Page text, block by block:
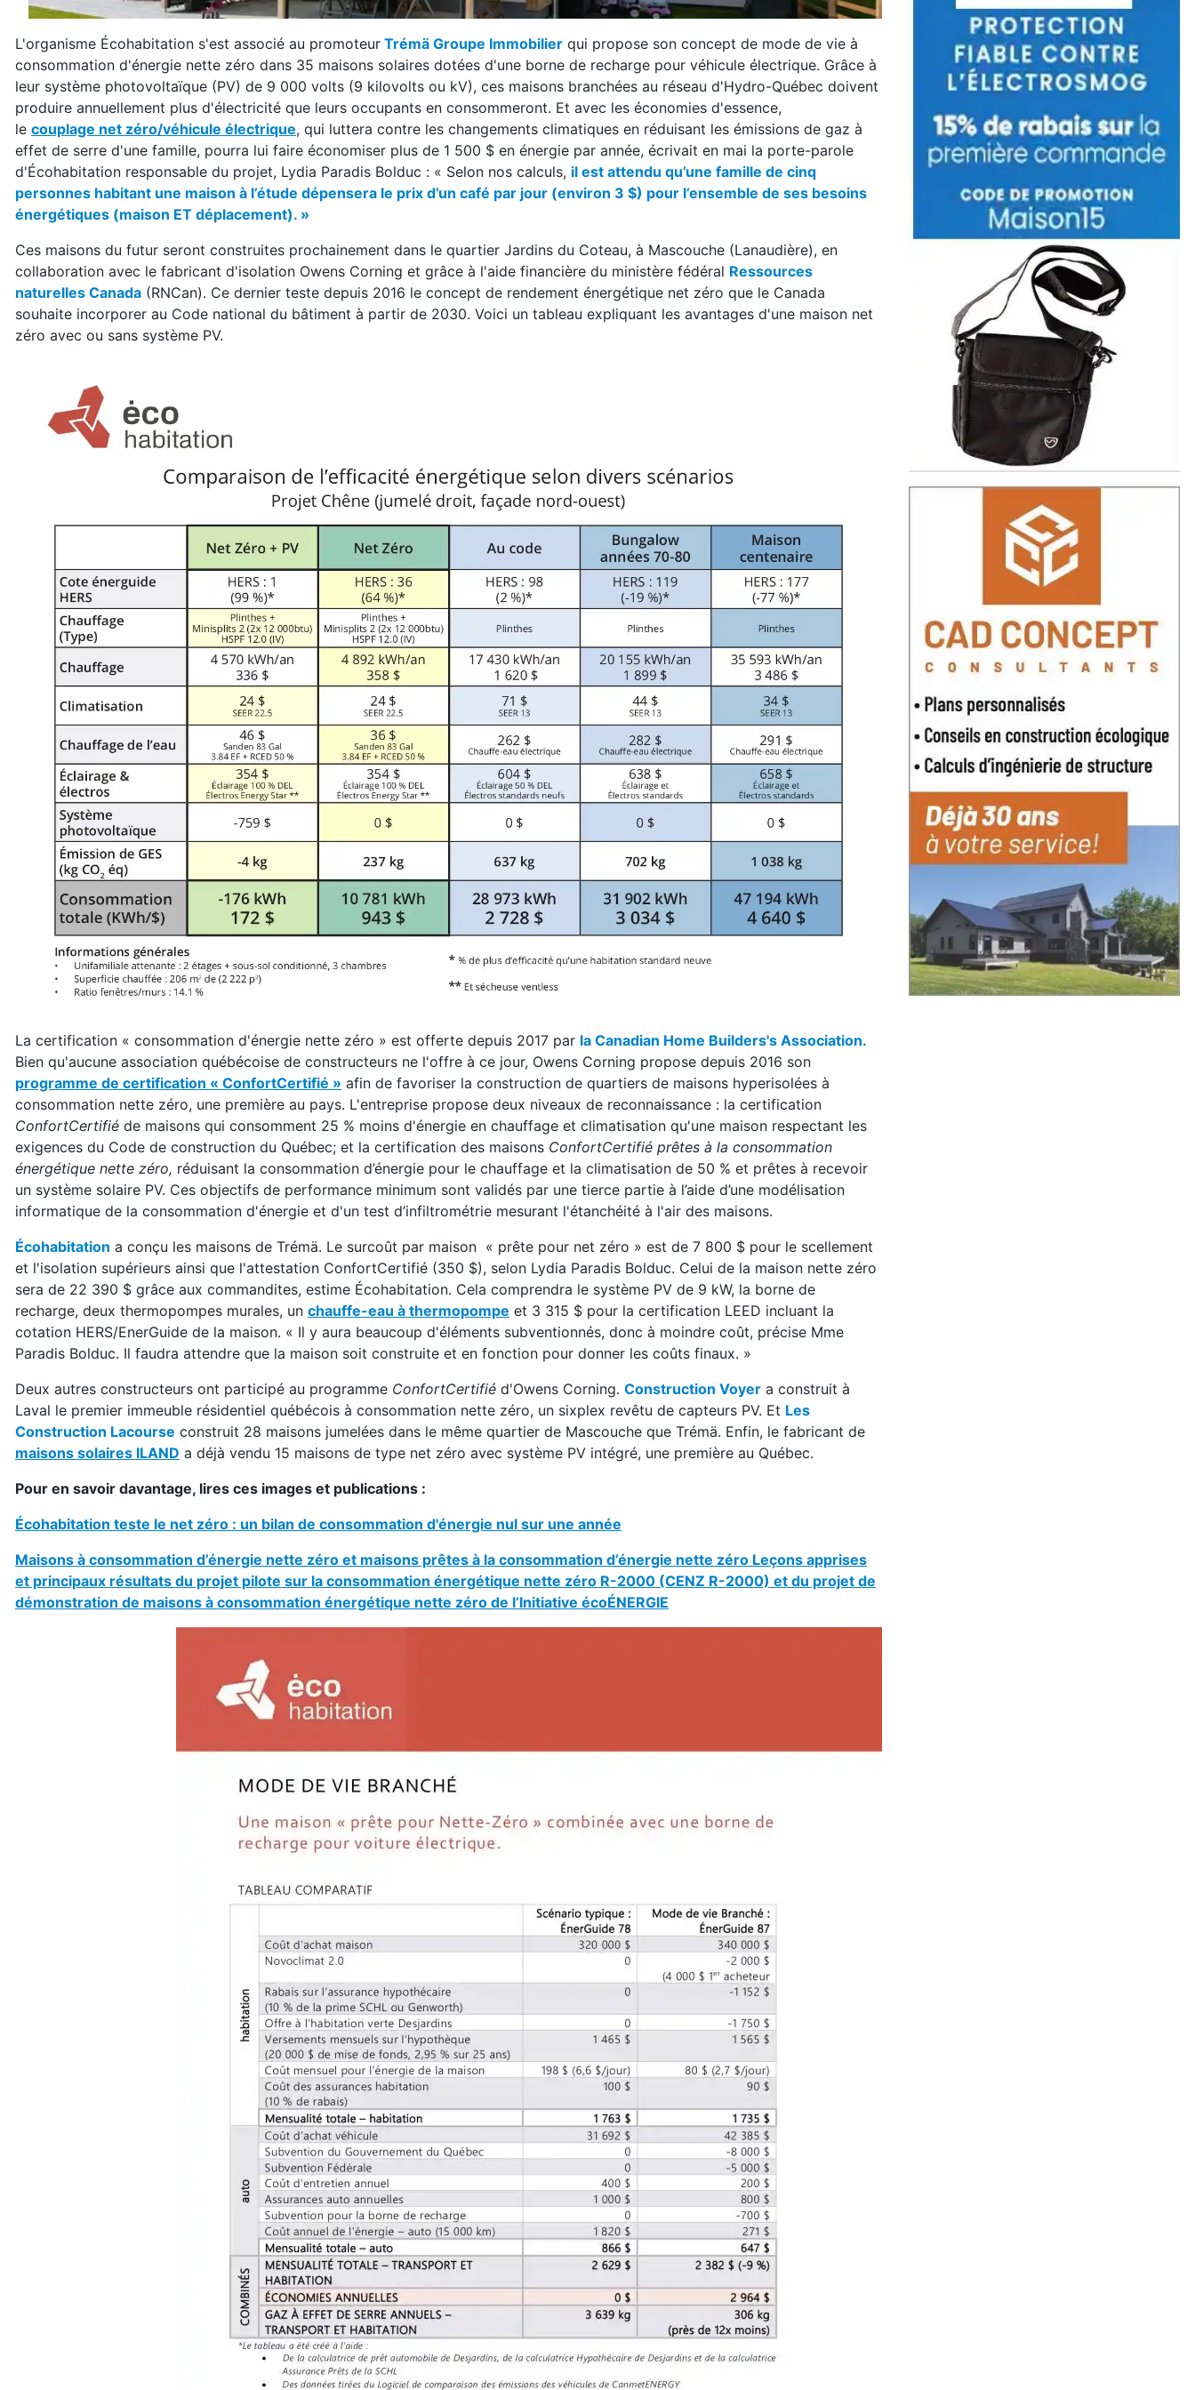
L'organisme Écohabitation s'est associé au promoteur Trémä Groupe Immobilier qui propose son concept de mode de vie à
consommation d'énergie nette zéro dans 35 maisons solaires dotées d'une borne de recharge pour véhicule électrique. Grâce à
leur système photovoltaïque (PV) de 9 000 volts (9 kilovolts ou kV), ces maisons branchées au réseau d'Hydro-Québec doivent
produire annuellement plus d'électricité que leurs occupants en consommeront. Et avec les économies d'essence,
le couplage net zéro/véhicule électrique, qui luttera contre les changements climatiques en réduisant les émissions de gaz à
effet de serre d'une famille, pourra lui faire économiser plus de 1 500 $ en énergie par année, écrivait en mai la porte-parole
d'Écohabitation responsable du projet, Lydia Paradis Bolduc : « Selon nos calculs, il est attendu qu’une famille de cinq
personnes habitant une maison à l’étude dépensera le prix d’un café par jour (environ 3 $) pour l’ensemble de ses besoins
énergétiques (maison ET déplacement). »
Ces maisons du futur seront construites prochainement dans le quartier Jardins du Coteau, à Mascouche (Lanaudière), en
collaboration avec le fabricant d'isolation Owens Corning et grâce à l'aide financière du ministère fédéral Ressources
naturelles Canada (RNCan). Ce dernier teste depuis 2016 le concept de rendement énergétique net zéro que le Canada
souhaite incorporer au Code national du bâtiment à partir de 2030. Voici un tableau expliquant les avantages d'une maison net
zéro avec ou sans système PV.
La certification « consommation d'énergie nette zéro » est offerte depuis 2017 par la Canadian Home Builders's Association.
Bien qu'aucune association québécoise de constructeurs ne l'offre à ce jour, Owens Corning propose depuis 2016 son
programme de certification « ConfortCertifié » afin de favoriser la construction de quartiers de maisons hyperisolées à
consommation nette zéro, une première au pays. L'entreprise propose deux niveaux de reconnaissance : la certification
ConfortCertifié de maisons qui consomment 25 % moins d'énergie en chauffage et climatisation qu'une maison respectant les
exigences du Code de construction du Québec; et la certification des maisons ConfortCertifié prêtes à la consommation
énergétique nette zéro, réduisant la consommation d’énergie pour le chauffage et la climatisation de 50 % et prêtes à recevoir
un système solaire PV. Ces objectifs de performance minimum sont validés par une tierce partie à l’aide d’une modélisation
informatique de la consommation d'énergie et d'un test d’infiltrométrie mesurant l'étanchéité à l'air des maisons.
Écohabitation a conçu les maisons de Trémä. Le surcoût par maison « prête pour net zéro » est de 7 800 $ pour le scellement
et l'isolation supérieurs ainsi que l'attestation ConfortCertifié (350 $), selon Lydia Paradis Bolduc. Celui de la maison nette zéro
sera de 22 390 $ grâce aux commandites, estime Écohabitation. Cela comprendra le système PV de 9 kW, la borne de
recharge, deux thermopompes murales, un chauffe-eau à thermopompe et 3 315 $ pour la certification LEED incluant la
cotation HERS/EnerGuide de la maison. « Il y aura beaucoup d'éléments subventionnés, donc à moindre coût, précise Mme
Paradis Bolduc. Il faudra attendre que la maison soit construite et en fonction pour donner les coûts finaux. »
Deux autres constructeurs ont participé au programme ConfortCertifié d'Owens Corning. Construction Voyer a construit à
Laval le premier immeuble résidentiel québécois à consommation nette zéro, un sixplex revêtu de capteurs PV. Et Les
Construction Lacourse construit 28 maisons jumelées dans le même quartier de Mascouche que Trémä. Enfin, le fabricant de
maisons solaires ILAND a déjà vendu 15 maisons de type net zéro avec système PV intégré, une première au Québec.
Pour en savoir davantage, lires ces images et publications :
Écohabitation teste le net zéro : un bilan de consommation d'énergie nul sur une année
Maisons à consommation d’énergie nette zéro et maisons prêtes à la consommation d’énergie nette zéro Leçons apprises
et principaux résultats du projet pilote sur la consommation énergétique nette zéro R-2000 (CENZ R-2000) et du projet de
démonstration de maisons à consommation énergétique nette zéro de l’Initiative écoÉNERGIE